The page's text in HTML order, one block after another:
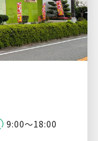
9:00～18:00